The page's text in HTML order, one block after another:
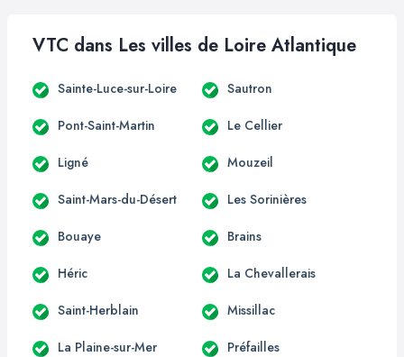
VTC dans Les villes de Loire Atlantique
Sainte-Luce-sur-Loire Sautron
Pont-Saint-Martin Le Cellier
Ligné Mouzeil
Saint-Mars-du-Désert Les Sorinières
Bouaye Brains
Héric La Chevallerais
Saint-Herblain Missillac
La Plaine-sur-Mer Préfailles